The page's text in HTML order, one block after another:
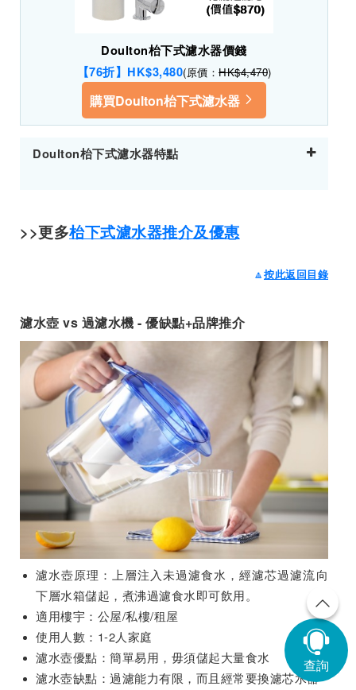
Doulton枱下式濾水器價錢
【76折】HK$3,480(原價： HK$4,470)
購買Doulton枱下式濾水器
Doulton枱下式濾水器特點
>>更多枱下式濾水器推介及優惠
🔼按此返回目錄
濾水壺 vs 過濾水機 - 優缺點+品牌推介
濾水壺原理：上層注入未過濾食水，經濾芯過濾流向
下層水箱儲起，煮沸過濾食水即可飲用。
適用樓宇：公屋/私樓/租屋
使用人數：1-2人家庭
濾水壺優點：簡單易用，毋須儲起大量食水
濾水壺缺點：過濾能力有限，而且經常要換濾芯水器
查詢